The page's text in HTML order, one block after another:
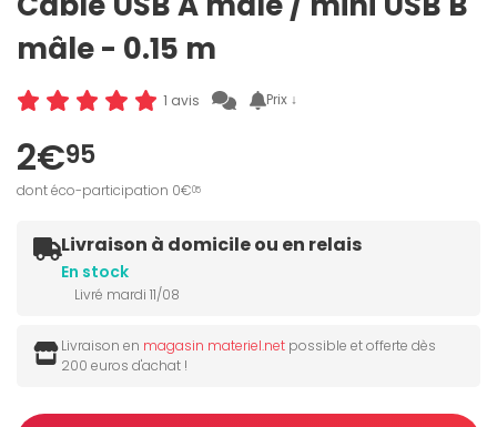
mâle - 0.15 m
1 avis Prix ↓
2€95
dont éco-participation 0€05
Livraison à domicile ou en relais
En stock
Livré mardi 11/08
Livraison en magasin materiel.net possible et offerte dès
200 euros d'achat !